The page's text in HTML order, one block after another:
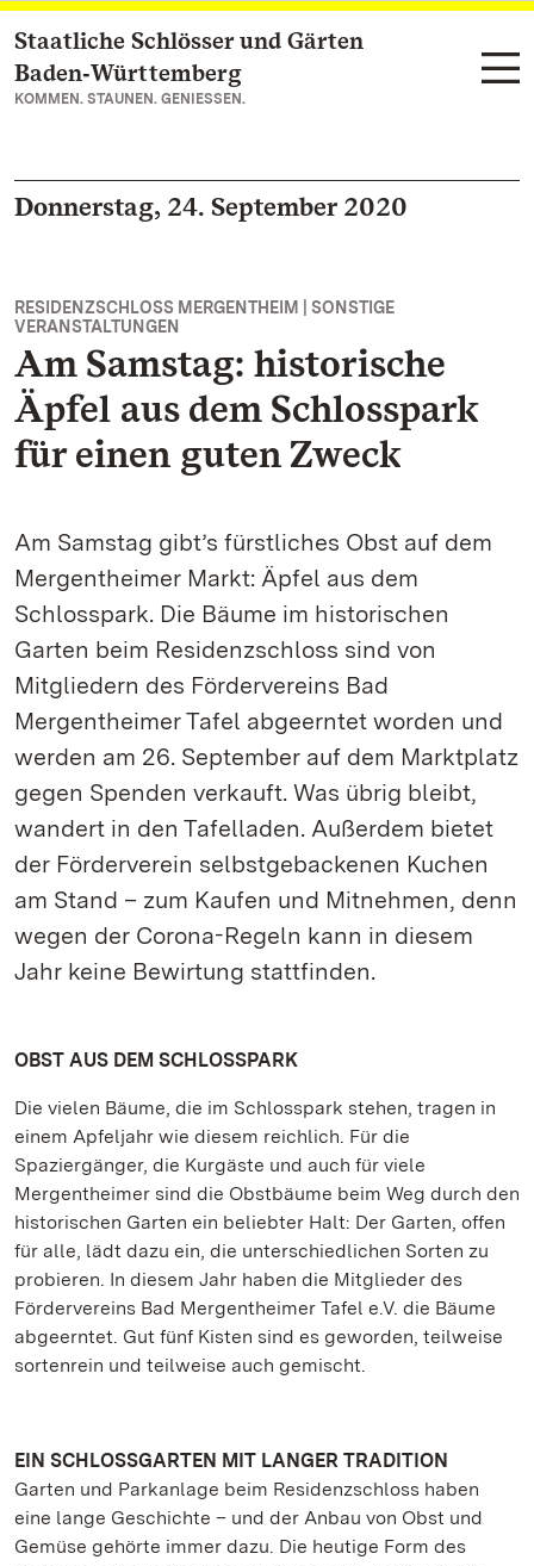
Zum Hauptinhalt springen
Staatliche Schlösser und Gärten
Baden‑Württemberg
KOMMEN. STAUNEN. GENIESSEN.
Donnerstag, 24. September 2020
RESIDENZSCHLOSS MERGENTHEIM | SONSTIGE
VERANSTALTUNGEN
Am Samstag: historische
Äpfel aus dem Schlosspark
für einen guten Zweck
Am Samstag gibt’s fürstliches Obst auf dem
Mergentheimer Markt: Äpfel aus dem
Schlosspark. Die Bäume im historischen
Garten beim Residenzschloss sind von
Mitgliedern des Fördervereins Bad
Mergentheimer Tafel abgeerntet worden und
werden am 26. September auf dem Marktplatz
gegen Spenden verkauft. Was übrig bleibt,
wandert in den Tafelladen. Außerdem bietet
der Förderverein selbstgebackenen Kuchen
am Stand – zum Kaufen und Mitnehmen, denn
wegen der Corona-Regeln kann in diesem
Jahr keine Bewirtung stattfinden.
OBST AUS DEM SCHLOSSPARK
Die vielen Bäume, die im Schlosspark stehen, tragen in
einem Apfeljahr wie diesem reichlich. Für die
Spaziergänger, die Kurgäste und auch für viele
Mergentheimer sind die Obstbäume beim Weg durch den
historischen Garten ein beliebter Halt: Der Garten, offen
für alle, lädt dazu ein, die unterschiedlichen Sorten zu
probieren. In diesem Jahr haben die Mitglieder des
Fördervereins Bad Mergentheimer Tafel e.V. die Bäume
abgeerntet. Gut fünf Kisten sind es geworden, teilweise
sortenrein und teilweise auch gemischt.
EIN SCHLOSSGARTEN MIT LANGER TRADITION
Garten und Parkanlage beim Residenzschloss haben
eine lange Geschichte – und der Anbau von Obst und
Gemüse gehörte immer dazu. Die heutige Form des